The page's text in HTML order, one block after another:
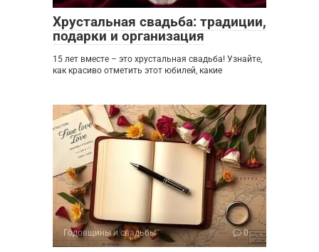
Хрустальная свадьба: традиции,
подарки и организация
15 лет вместе – это хрустальная свадьба! Узнайте,
как красиво отметить этот юбилей, какие
Годовщины и свадьбы 0